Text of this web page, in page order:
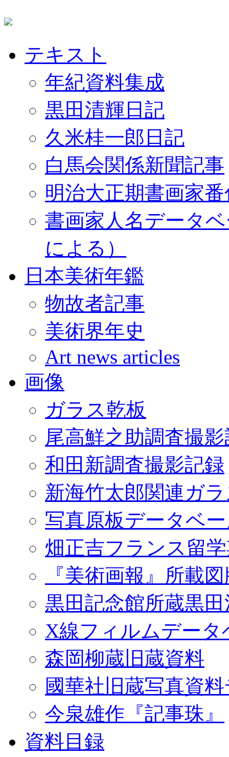
テキスト
年紀資料集成
黒田清輝日記
久米桂一郎日記
白馬会関係新聞記事
明治大正期書画家
書画家人名データ
による）
日本美術年鑑
物故者記事
美術界年史
Art news articles
画像
ガラス乾板
尾高鮮之助調査撮
和田新調査撮影記録
新海竹太郎関連ガ
写真原板データベ
畑正吉フランス留
『美術画報』所載
黒田記念館所蔵黒
X線フィルムデータ
森岡柳蔵旧蔵資料
國華社旧蔵写真資
今泉雄作『記事珠』
資料目録